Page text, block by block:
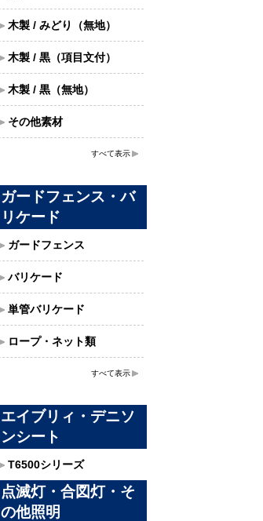
木製 / みどり（無地）
木製 / 黒（項目文付）
木製 / 黒（無地）
その他素材
すべて表示
ガードフェンス・バ
リケード
ガードフェンス
バリケード
単管バリケード
ロープ・ネット類
すべて表示
エイブリィ・デニソ
ンシート
T6500シリーズ
点滅灯・合図灯・そ
の他照明